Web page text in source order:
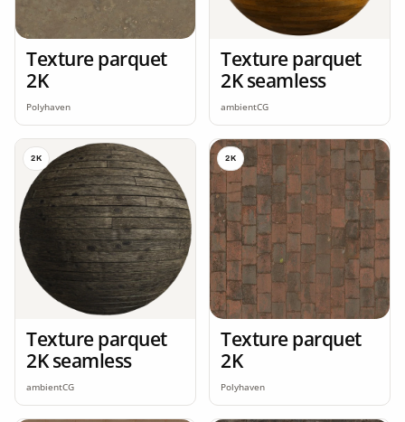
Texture parquet
2K
Polyhaven
Texture parquet
2K seamless
ambientCG
2K
Texture parquet
2K seamless
ambientCG
2K
Texture parquet
2K
Polyhaven